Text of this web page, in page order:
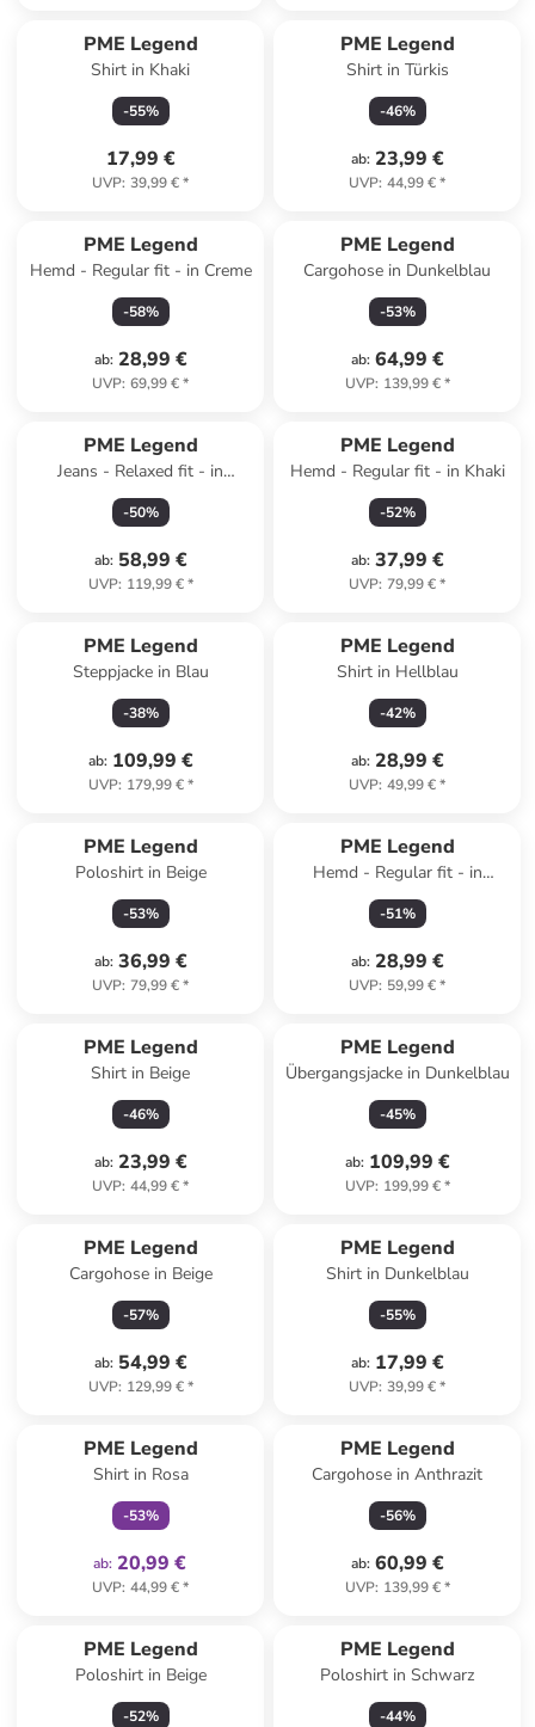
PME Legend
Shirt in Khaki
-55%
17,99 €
UVP: 39,99 €*
PME Legend
Shirt in Türkis
-46%
ab: 23,99 €
UVP: 44,99 €*
PME Legend
Hemd - Regular fit - in Creme
-58%
ab: 28,99 €
UVP: 69,99 €*
PME Legend
Cargohose in Dunkelblau
-53%
ab: 64,99 €
UVP: 139,99 €*
PME Legend
Jeans - Relaxed fit - in
Dunkelblau
-50%
ab: 58,99 €
UVP: 119,99 €*
PME Legend
Hemd - Regular fit - in Khaki
-52%
ab: 37,99 €
UVP: 79,99 €*
PME Legend
Steppjacke in Blau
-38%
ab: 109,99 €
UVP: 179,99 €*
PME Legend
Shirt in Hellblau
-42%
ab: 28,99 €
UVP: 49,99 €*
PME Legend
Poloshirt in Beige
-53%
ab: 36,99 €
UVP: 79,99 €*
PME Legend
Hemd - Regular fit - in
Dunkelblau
-51%
ab: 28,99 €
UVP: 59,99 €*
PME Legend
Shirt in Beige
-46%
ab: 23,99 €
UVP: 44,99 €*
PME Legend
Übergangsjacke in Dunkelblau
-45%
ab: 109,99 €
UVP: 199,99 €*
PME Legend
Cargohose in Beige
-57%
ab: 54,99 €
UVP: 129,99 €*
PME Legend
Shirt in Dunkelblau
-55%
ab: 17,99 €
UVP: 39,99 €*
PME Legend
Shirt in Rosa
-53%
ab: 20,99 €
UVP: 44,99 €*
PME Legend
Cargohose in Anthrazit
-56%
ab: 60,99 €
UVP: 139,99 €*
PME Legend
Poloshirt in Beige
-52%
PME Legend
Poloshirt in Schwarz
-44%